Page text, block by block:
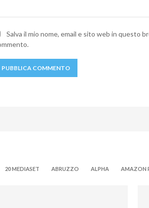
Salva il mio nome, email e sito web in questo
20 MEDIASET ABRUZZO ALPHA AMAZON